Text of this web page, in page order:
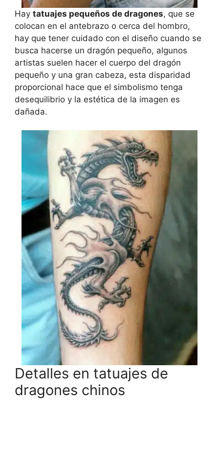
Hay tatuajes pequeños de dragones, que se
colocan en el antebrazo o cerca del hombro,
hay que tener cuidado con el diseño cuando se
busca hacerse un dragón pequeño, algunos
artistas suelen hacer el cuerpo del dragón
pequeño y una gran cabeza, esta disparidad
proporcional hace que el simbolismo tenga
desequilibrio y la estética de la imagen es
dañada.
Detalles en tatuajes de
dragones chinos